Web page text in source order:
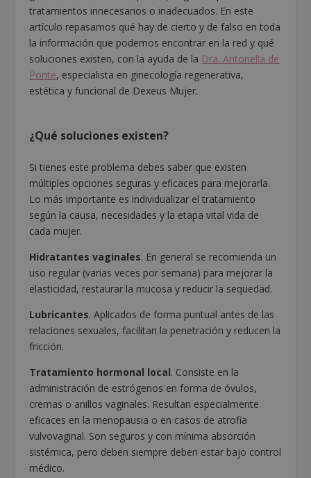
tratamientos innecesarios o inadecuados. En este
artículo repasamos qué hay de cierto y de falso en toda
la información que podemos encontrar en la red y qué
soluciones existen, con la ayuda de la Dra. Antonella de
Ponte, especialista en ginecología regenerativa,
estética y funcional de Dexeus Mujer.
¿Qué soluciones existen?
Si tienes este problema debes saber que existen
múltiples opciones seguras y eficaces para mejorarla.
Lo más importante es individualizar el tratamiento
según la causa, necesidades y la etapa vital vida de
cada mujer.
Hidratantes vaginales. En general se recomienda un
uso regular (varias veces por semana) para mejorar la
elasticidad, restaurar la mucosa y reducir la sequedad.
Lubricantes. Aplicados de forma puntual antes de las
relaciones sexuales, facilitan la penetración y reducen la
fricción.
Tratamiento hormonal local. Consiste en la
administración de estrógenos en forma de óvulos,
cremas o anillos vaginales. Resultan especialmente
eficaces en la menopausia o en casos de atrofia
vulvovaginal. Son seguros y con mínima absorción
sistémica, pero deben siempre deben estar bajo control
médico.